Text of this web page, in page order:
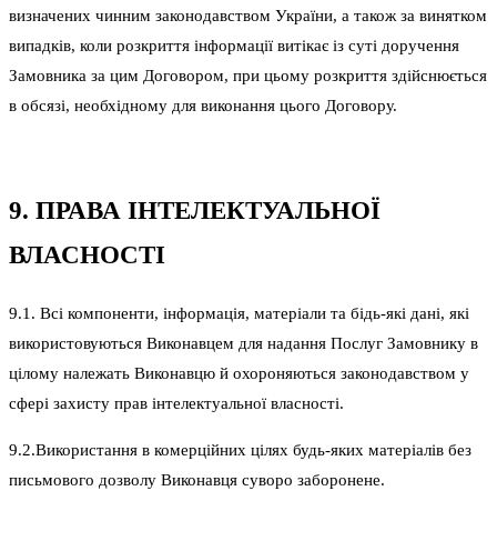
визначених чинним законодавством України, а також за винятком
випадків, коли розкриття інформації витікає із суті доручення
Замовника за цим Договором, при цьому розкриття здійснюється
в обсязі, необхідному для виконання цього Договору.
9. ПРАВА ІНТЕЛЕКТУАЛЬНОЇ
ВЛАСНОСТІ
9.1. Всі компоненти, інформація, матеріали та бідь-які дані, які
використовуються Виконавцем для надання Послуг Замовнику в
цілому належать Виконавцю й охороняються законодавством у
сфері захисту прав інтелектуальної власності.
9.2.Використання в комерційних цілях будь-яких матеріалів без
письмового дозволу Виконавця суворо заборонене.